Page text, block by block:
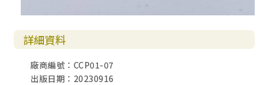
詳細資料
廠商編號：CCP01-07
出版日期：20230916